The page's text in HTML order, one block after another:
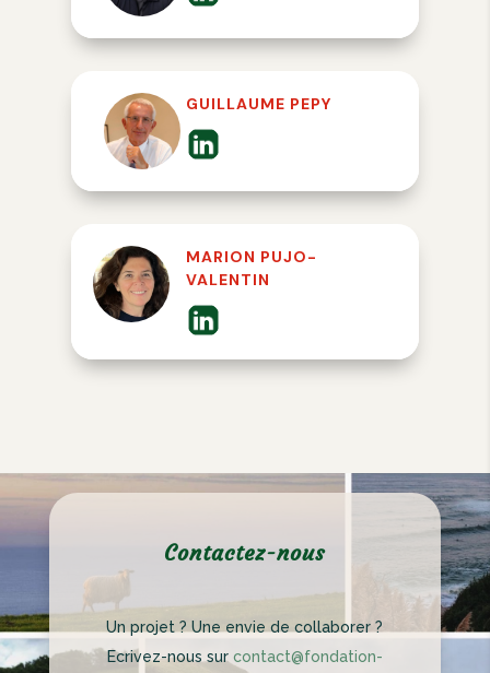
GUILLAUME PEPY
MARION PUJO-
VALENTIN
Contactez-nous
Un projet ? Une envie de collaborer ?
Ecrivez-nous sur contact@fondation-